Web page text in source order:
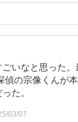
いなと思った
の宗像くんが
た。
03/07